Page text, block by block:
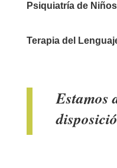
Psiquiatría de
Terapia del
Estamos